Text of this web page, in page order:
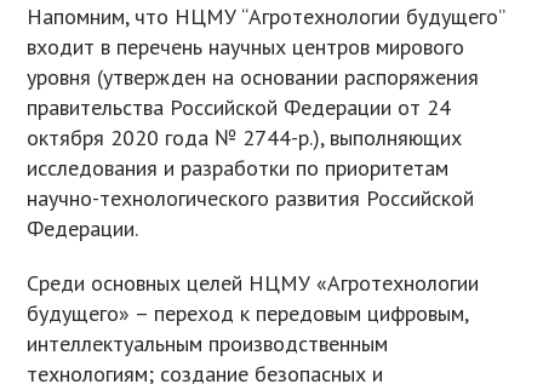
Напомним, что НЦМУ “Агротехнологии будущего”
входит в перечень научных центров мирового
уровня (утвержден на основании распоряжения
правительства Российской Федерации от 24
октября 2020 года № 2744-р.), выполняющих
исследования и разработки по приоритетам
научно-технологического развития Российской
Федерации.
Среди основных целей НЦМУ «Агротехнологии
будущего» – переход к передовым цифровым,
интеллектуальным производственным
технологиям; создание безопасных и